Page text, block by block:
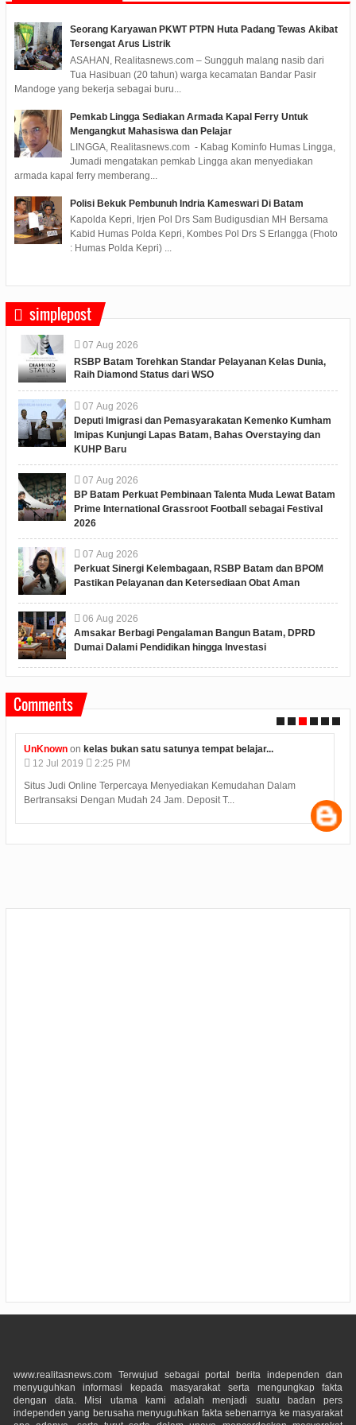
Seorang Karyawan PKWT PTPN Huta Padang Tewas Akibat
Tersengat Arus Listrik
ASAHAN, Realitasnews.com – Sungguh malang nasib dari
Tua Hasibuan (20 tahun) warga kecamatan Bandar Pasir
Mandoge yang bekerja sebagai buru...
Pemkab Lingga Sediakan Armada Kapal Ferry Untuk
Mengangkut Mahasiswa dan Pelajar
LINGGA, Realitasnews.com - Kabag Kominfo Humas Lingga,
Jumadi mengatakan pemkab Lingga akan menyediakan
armada kapal ferry memberang...
Polisi Bekuk Pembunuh Indria Kameswari Di Batam
Kapolda Kepri, Irjen Pol Drs Sam Budigusdian MH Bersama
Kabid Humas Polda Kepri, Kombes Pol Drs S Erlangga (Fhoto
: Humas Polda Kepri) ...
simplepost
07 Aug 2026
RSBP Batam Torehkan Standar Pelayanan Kelas Dunia,
Raih Diamond Status dari WSO
07 Aug 2026
Deputi Imigrasi dan Pemasyarakatan Kemenko Kumham
Imipas Kunjungi Lapas Batam, Bahas Overstaying dan
KUHP Baru
07 Aug 2026
BP Batam Perkuat Pembinaan Talenta Muda Lewat Batam
Prime International Grassroot Football sebagai Festival
2026
07 Aug 2026
Perkuat Sinergi Kelembagaan, RSBP Batam dan BPOM
Pastikan Pelayanan dan Ketersediaan Obat Aman
06 Aug 2026
Amsakar Berbagi Pengalaman Bangun Batam, DPRD
Dumai Dalami Pendidikan hingga Investasi
Comments
UnKnownon kelas bukan satu satunya tempat belajar...
12 Jul 2019
2:25 PM
Situs Judi Online Terpercaya Menyediakan Kemudahan Dalam
Bertransaksi Dengan Mudah 24 Jam. Deposit T...
www.realitasnews.com Terwujud sebagai portal berita independen dan
menyuguhkan informasi kepada masyarakat serta mengungkap fakta
dengan data. Misi utama kami adalah menjadi suatu badan pers
independen yang berusaha menyuguhkan fakta sebenarnya ke masyarakat